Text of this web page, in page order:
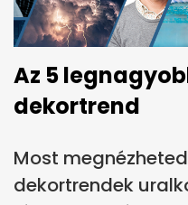
Az 5
dekortrend
Most
dekortrendek